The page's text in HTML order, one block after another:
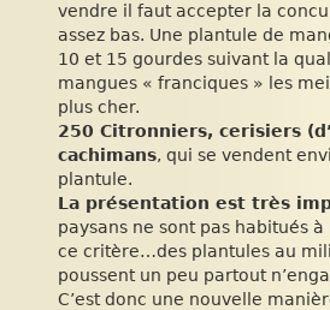
vendre il faut accepter la
assez bas. Une plantule de
10 et 15 gourdes suivant la
mangues « franciques » les
plus cher.
250 Citronniers, cerisiers
cachimans, qui se vendent
plantule.
La présentation est très
paysans ne sont pas habitués
ce critère…des plantules au
poussent un peu partout
C’est donc une nouvelle